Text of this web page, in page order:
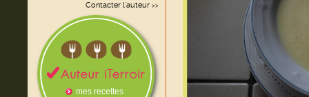
Contacter l'auteur >>
mes recettes